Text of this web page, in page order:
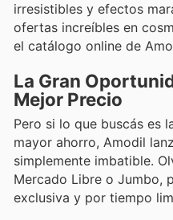
irresistibles y efectos
ofertas increíbles en
el catálogo online de
La Gran
Mejor Precio
Pero si lo que buscás es
mayor ahorro, Amodil
simplemente imbatible.
Mercado Libre o Jumbo,
exclusiva y por tiempo